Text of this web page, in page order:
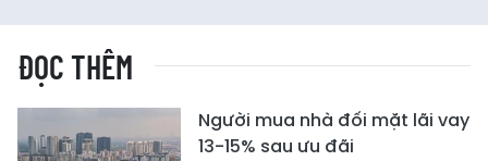
ĐỌC THÊM
Người mua nhà đối mặt lãi vay
13-15% sau ưu đãi